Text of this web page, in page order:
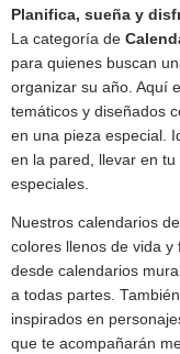
Planifica, sueña y
La categoría de
para quienes buscan
organizar su año. Aquí
temáticos y diseñados
en una pieza especial.
en la pared, llevar en
especiales.
Nuestros calendarios
colores llenos de vida
desde calendarios
a todas partes.
inspirados en
que te acompañarán